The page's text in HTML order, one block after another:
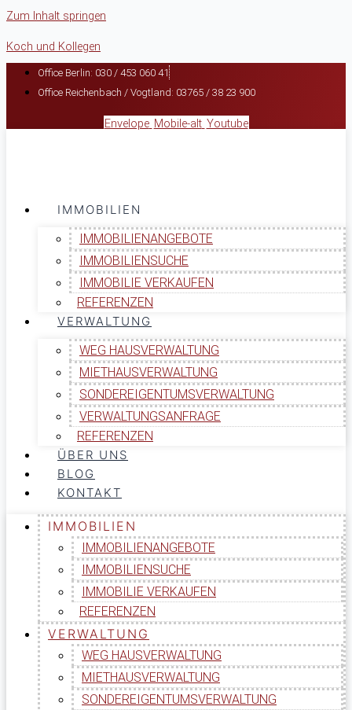
Zum Inhalt springen
Koch und Kollegen
Office Berlin: 030 / 453 060 41
Office Reichenbach / Vogtland: 03765 / 38 23 900
Envelope Mobile-alt Youtube
IMMOBILIEN
IMMOBILIENANGEBOTE
IMMOBILIENSUCHE
IMMOBILIE VERKAUFEN
REFERENZEN
VERWALTUNG
WEG HAUSVERWALTUNG
MIETHAUSVERWALTUNG
SONDEREIGENTUMSVERWALTUNG
VERWALTUNGSANFRAGE
REFERENZEN
ÜBER UNS
BLOG
KONTAKT
IMMOBILIEN
IMMOBILIENANGEBOTE
IMMOBILIENSUCHE
IMMOBILIE VERKAUFEN
REFERENZEN
VERWALTUNG
WEG HAUSVERWALTUNG
MIETHAUSVERWALTUNG
SONDEREIGENTUMSVERWALTUNG